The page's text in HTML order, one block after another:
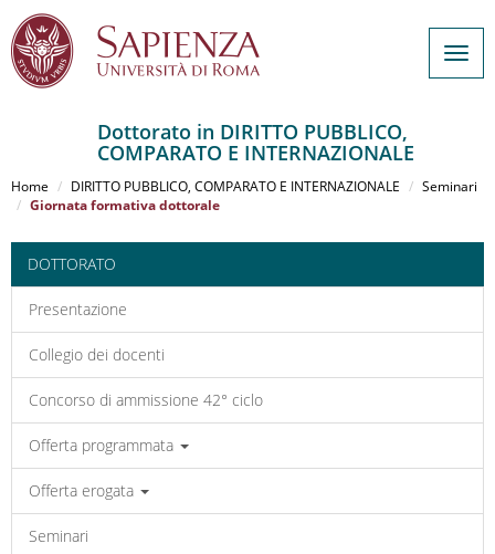
al
contenuto
Dottorato in DIRITTO PUBBLICO,
COMPARATO E INTERNAZIONALE
Home DIRITTO PUBBLICO, COMPARATO E INTERNAZIONALE
Seminari
Giornata formativa dottorale
DOTTORATO
Presentazione
Collegio dei docenti
Concorso di ammissione 42° ciclo
Offerta programmata
Offerta erogata
Seminari